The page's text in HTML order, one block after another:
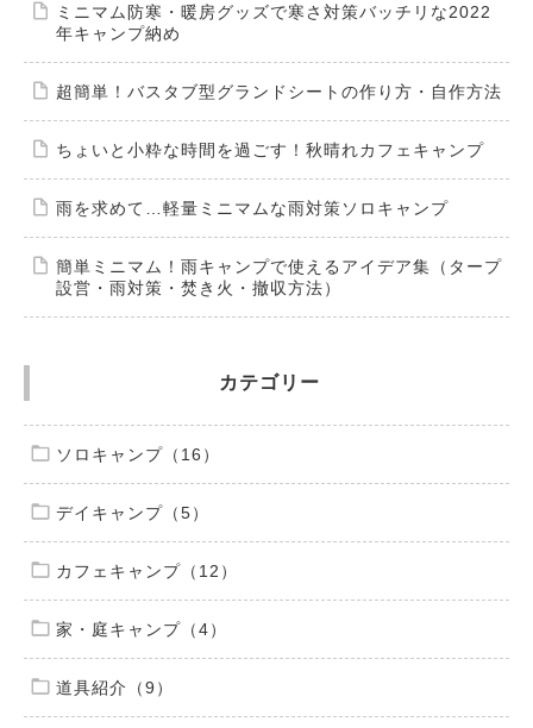
ミニマム防寒・暖房グッズで寒さ対策バッチリな2022
年キャンプ納め
超簡単！バスタブ型グランドシートの作り方・自作方法
ちょいと小粋な時間を過ごす！秋晴れカフェキャンプ
雨を求めて…軽量ミニマムな雨対策ソロキャンプ
簡単ミニマム！雨キャンプで使えるアイデア集（タープ
設営・雨対策・焚き火・撤収方法）
カテゴリー
ソロキャンプ（16）
デイキャンプ（5）
カフェキャンプ（12）
家・庭キャンプ（4）
道具紹介（9）